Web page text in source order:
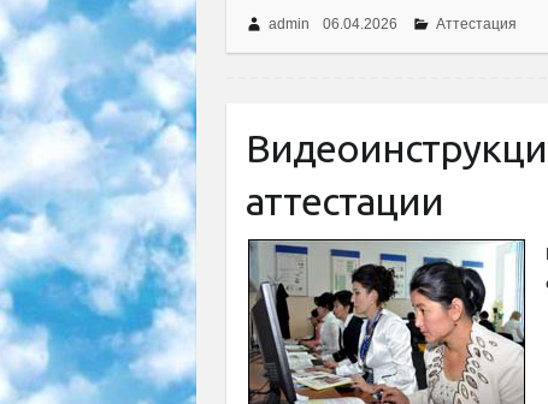
admin 06.04.2026 Аттестация
аттестации